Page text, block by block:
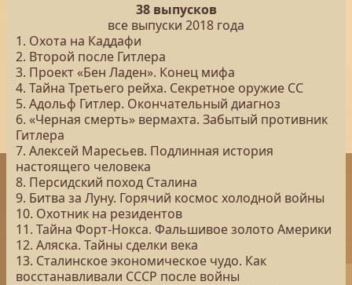
38 выпусков
все выпуски 2018 года
1. Охота на Каддафи
2. Второй после Гитлера
3. Проект «Бен Ладен». Конец мифа
4. Тайна Третьего рейха. Секретное оружие СС
5. Адольф Гитлер. Окончательный диагноз
6. «Черная смерть» вермахта. Забытый противник
Гитлера
7. Алексей Маресьев. Подлинная история
настоящего человека
8. Персидский поход Сталина
9. Битва за Луну. Горячий космос холодной войны
10. Охотник на резидентов
11. Тайна Форт-Нокса. Фальшивое золото Америки
12. Аляска. Тайны сделки века
13. Сталинское экономическое чудо. Как
восстанавливали СССР после войны